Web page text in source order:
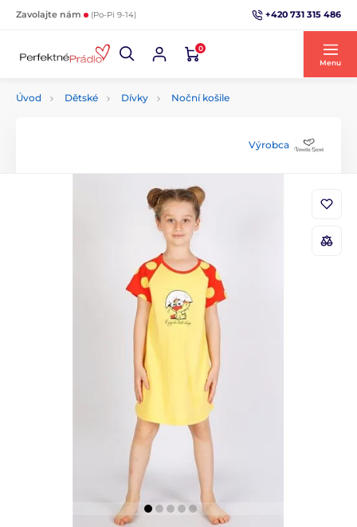
Zavolajte nám (Po-Pi 9-14) +420 731 315 486
0
Menu
Úvod Dětské Dívky Noční košile
Výrobca